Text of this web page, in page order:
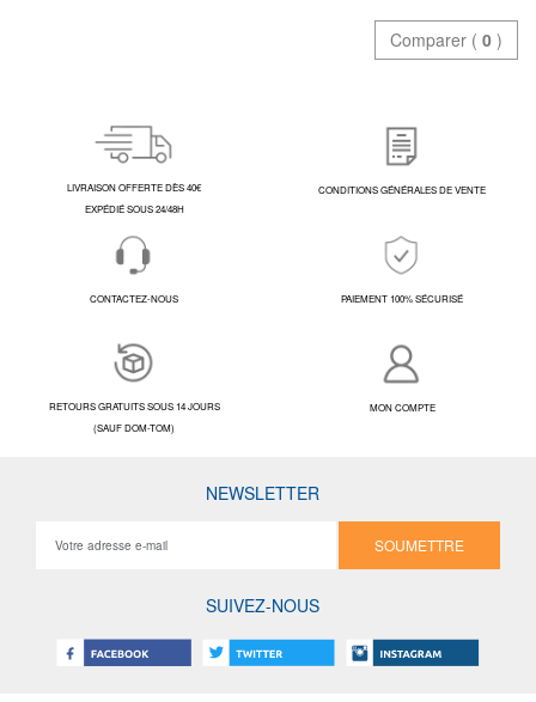
Comparer ( 0 )
LIVRAISON OFFERTE DÈS 40€
EXPÉDIÉ SOUS 24/48H
CONDITIONS GÉNÉRALES DE VENTE
CONTACTEZ-NOUS PAIEMENT 100% SÉCURISÉ
RETOURS GRATUITS SOUS 14 JOURS
(SAUF DOM-TOM)
MON COMPTE
NEWSLETTER
SOUMETTRE
SUIVEZ-NOUS